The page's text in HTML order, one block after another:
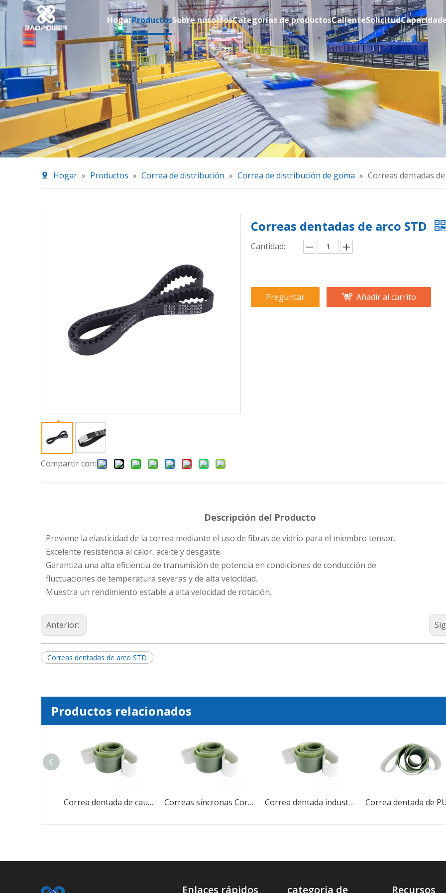
HogarProductosSobre nosotrosCategorías de productosCalienteSolicitud
Hogar » Productos » Correa de distribución » Correa de distribución de goma » Correas dentadas
Compartir con:
Correas dentadas de arco STD
Cantidad:
Preguntar Añadir al carrito
Descripción del Producto
Previene la elasticidad de la correa mediante el uso de fibras de vidrio para el miembro tensor.
Excelente resistencia al calor, aceite y desgaste.
Garantiza una alta eficiencia de transmisión de potencia en condiciones de conducción de
fluctuaciones de temperatura severas y de alta velocidad.
Muestra un rendimiento estable a alta velocidad de rotación.
Anterior:
Correas dentadas de arco STD
Productos relacionados
Correa dentada de caucho PU Correas síncronas Correa dentada de caucho PU Correa dentada industrial de caucho de alta calidad PU MXL XXL XL L con dientes trapezoidales
Enlaces rápidos categoria de Recursos